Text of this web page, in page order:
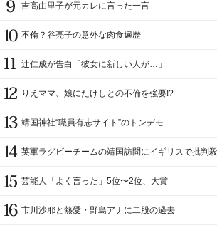
吉高由里子が元カレに言った一言
不倫？谷亮子の意外な肉食遍歴
辻仁成が告白「彼女に新しい人が…」
りえママ、娘にたけしとの不倫を強要!?
靖国神社“職員有志サイト”のトンデモ
英軍ラグビーチームの靖国訪問にイギリスで批判
芸能人「よく言った」5位〜2位、大賞
市川沙耶と熱愛・野島アナに二股の過去